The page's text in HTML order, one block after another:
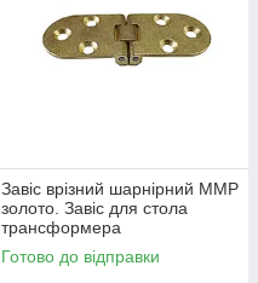
Завіс врізний шарнірний MMP
золото. Завіс для стола
трансформера
Готово до відправки